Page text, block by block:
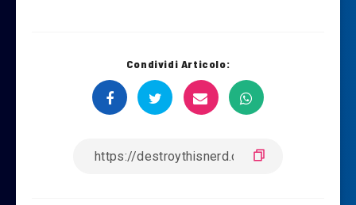
Condividi Articolo: